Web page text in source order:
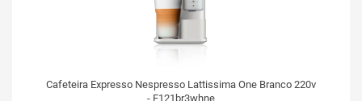
Cafeteira Expresso Nespresso Lattissima One Branco 220v
- F121br3whne